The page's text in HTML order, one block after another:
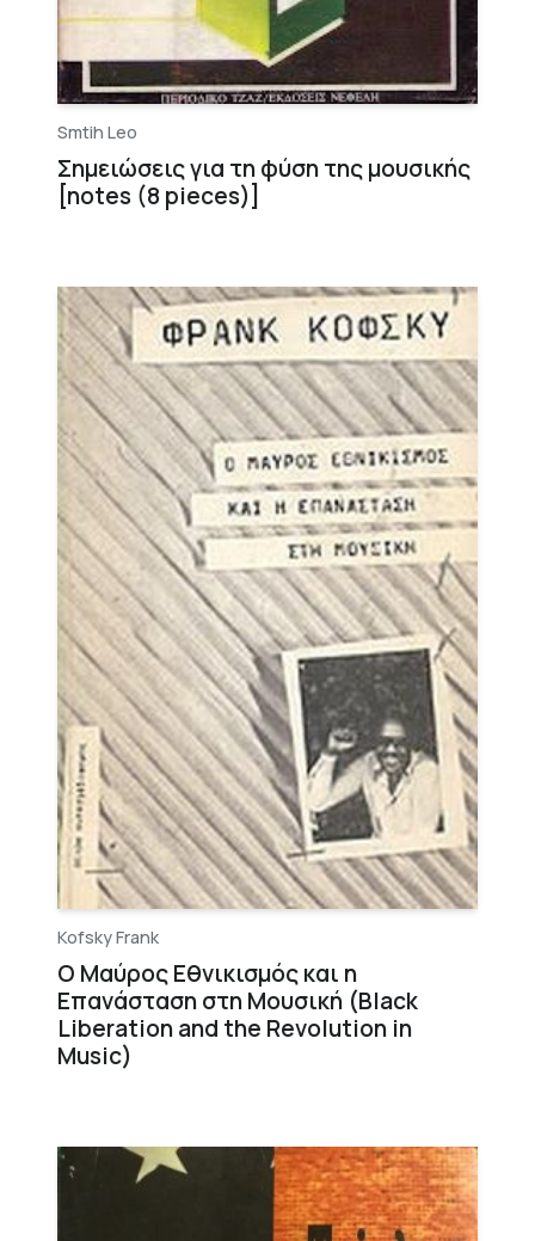
Smtih Leo
Σημειώσεις για τη φύση της μουσικής
[notes (8 pieces)]
Kofsky Frank
Ο Μαύρος Εθνικισμός και η
Επανάσταση στη Μουσική (Black
Liberation and the Revolution in
Music)